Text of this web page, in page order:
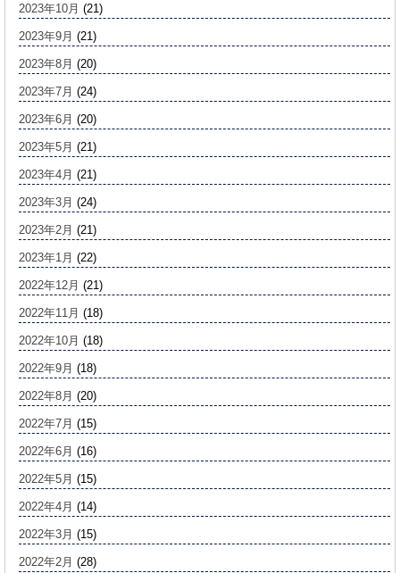
2023年10月 (21)
2023年9月 (21)
2023年8月 (20)
2023年7月 (24)
2023年6月 (20)
2023年5月 (21)
2023年4月 (21)
2023年3月 (24)
2023年2月 (21)
2023年1月 (22)
2022年12月 (21)
2022年11月 (18)
2022年10月 (18)
2022年9月 (18)
2022年8月 (20)
2022年7月 (15)
2022年6月 (16)
2022年5月 (15)
2022年4月 (14)
2022年3月 (15)
2022年2月 (28)